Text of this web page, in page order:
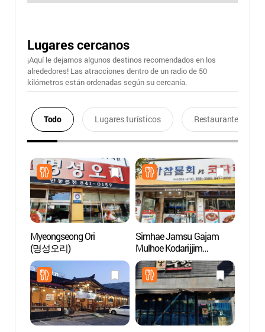
Lugares cercanos
¡Aquí le dejamos algunos destinos recomendados en los
alrededores! Las atracciones dentro de un radio de 50
kilómetros están ordenadas según su cercanía.
Todo Lugares turísticos Restaurantes
Myeongseong Ori
(명성오리)
Simhae Jamsu Gajam
Mulhoe Kodarijjim
(심해잠수가잠물회코다
리찜)